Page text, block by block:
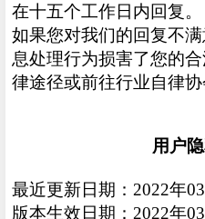
在十五个工作日内回复。
如果您对我们的回复不
息处理行为损害了您的
律途径或前往行业自律
用户
最近更新日期：2022年
版本生效日期：2022年